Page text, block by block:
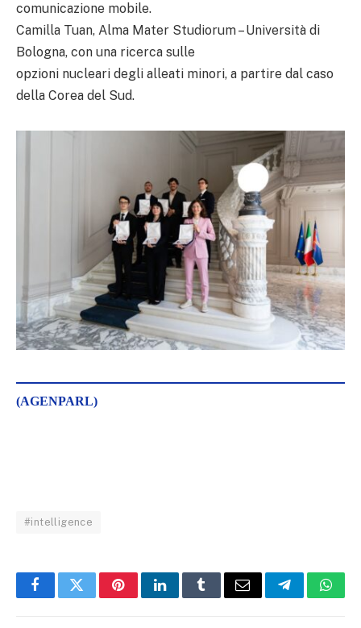
comunicazione mobile.
Camilla Tuan, Alma Mater Studiorum – Università di
Bologna, con una ricerca sulle
opzioni nucleari degli alleati minori, a partire dal caso
della Corea del Sud.
(AGENPARL)
#intelligence
FacebookTwitterPinterestLinkedInTumblrEmail Telegram